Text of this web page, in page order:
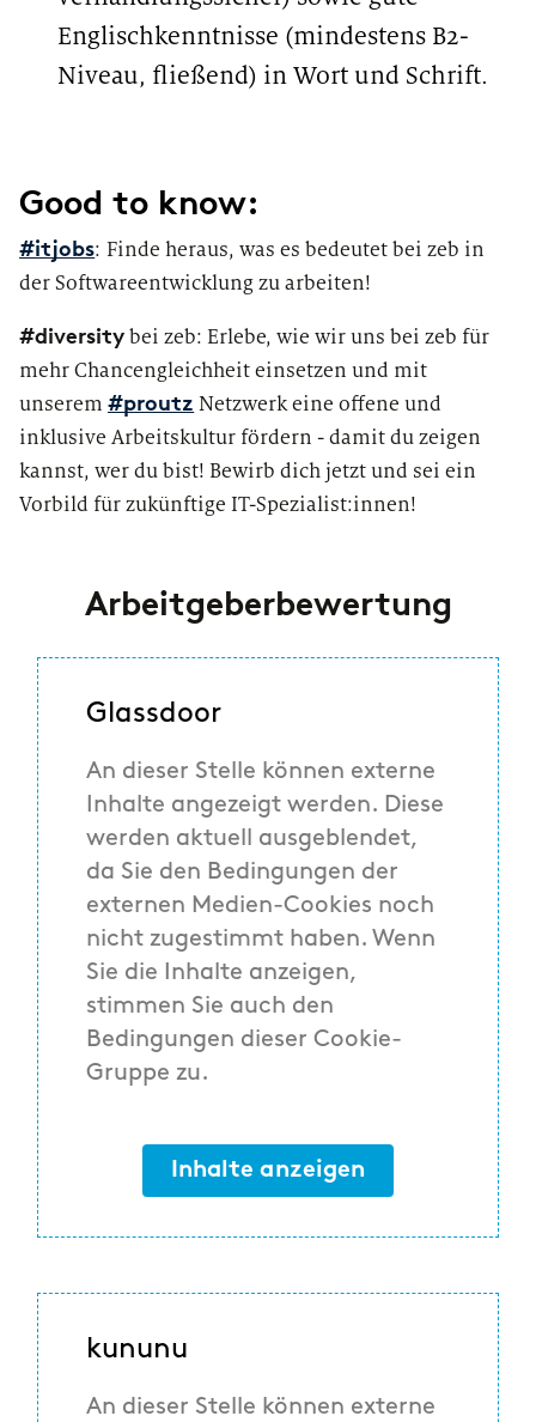
Englischkenntnisse (mindestens B2-
Niveau, fließend) in Wort und Schrift.
Good to know:
#itjobs: Finde heraus, was es bedeutet bei zeb in
der Softwareentwicklung zu arbeiten!
#diversitybei zeb: Erlebe, wie wir uns bei zeb für
mehr Chancengleichheit einsetzen und mit
unserem #proutz Netzwerk eine offene und
inklusive Arbeitskultur fördern - damit du zeigen
kannst, wer du bist! Bewirb dich jetzt und sei ein
Vorbild für zukünftige IT-Spezialist:innen!
Arbeitgeberbewertung
Glassdoor
An dieser Stelle können externe
Inhalte angezeigt werden. Diese
werden aktuell ausgeblendet,
da Sie den Bedingungen der
externen Medien-Cookies noch
nicht zugestimmt haben. Wenn
Sie die Inhalte anzeigen,
stimmen Sie auch den
Bedingungen dieser Cookie-
Gruppe zu.
Inhalte anzeigen
kununu
An dieser Stelle können externe